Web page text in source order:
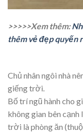
>>>>>Xem thêm:
thêm vẻ đẹp quyến
Chủ nhân ngôi nhà
giếng trời.
Bố trí ngũ hành cho
không gian bên cạnh
trời là phòng ăn